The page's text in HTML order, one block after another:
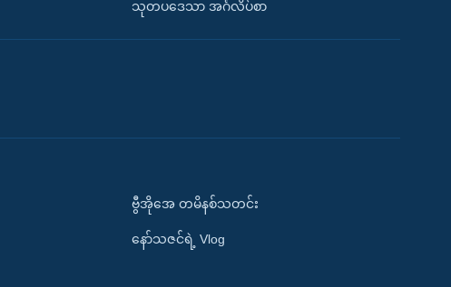
သုတပဒေသာ အင်္ဂလိပ်စာ
ဗွီအိုအေ တမိနစ်သတင်း
နော်သဇင်ရဲ့ Vlog